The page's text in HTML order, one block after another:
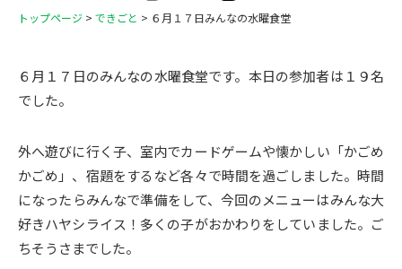
トップページ > できごと > ６月１７日みんなの水曜食堂
６月１７日のみんなの水曜食堂です。本日の参加者は１９名
でした。
外へ遊びに行く子、室内でカードゲームや懐かしい「かごめ
かごめ」、宿題をするなど各々で時間を過ごしました。時間
になったらみんなで準備をして、今回のメニューはみんな大
好きハヤシライス！多くの子がおかわりをしていました。ご
ちそうさまでした。